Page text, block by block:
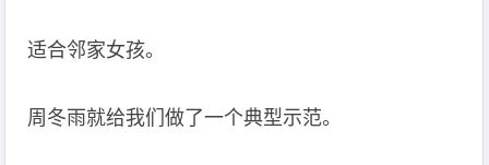
适合邻家女孩。
周冬雨就给我们做了一个典型示范。